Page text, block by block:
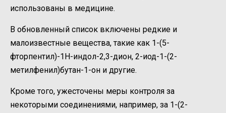
использованы в медицине.
В обновленный список включены редкие и
малоизвестные вещества, такие как 1-(5-
фторпентил)-1H-индол-2,3-дион, 2-иод-1-(2-
метилфенил)бутан-1-он и другие.
Кроме того, ужесточены меры контроля за
некоторыми соединениями, например, за 1-(2-